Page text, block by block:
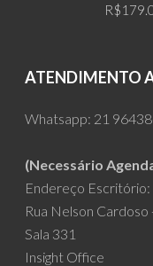
R$
ATENDIMENTO
Whatsapp: 21
(Necessário
Endereço Escritório:
Rua Nelson Cardoso
Sala 331
Insight Office